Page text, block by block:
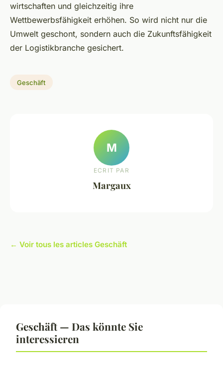
wirtschaften und gleichzeitig ihre
Wettbewerbsfähigkeit erhöhen. So wird nicht nur die
Umwelt geschont, sondern auch die Zukunftsfähigkeit
der Logistikbranche gesichert.
Geschäft
M
ECRIT PAR
Margaux
← Voir tous les articles Geschäft
Geschäft — Das könnte Sie
interessieren